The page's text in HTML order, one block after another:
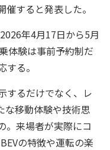
催すると発表した。
年4月17日から5月
体験は事前予約制だ
る。
するだけでなく、レ
な移動体験や技術思
。来場者が実際にコ
の特徴や運転の楽